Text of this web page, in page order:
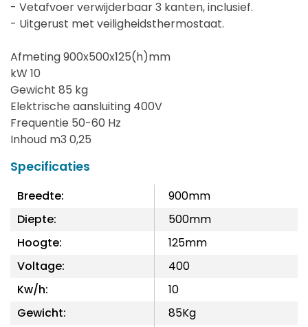
- Vetafvoer verwijderbaar 3 kanten, inclusief.
- Uitgerust met veiligheidsthermostaat.
Afmeting 900x500x125(h)mm
kW 10
Gewicht 85 kg
Elektrische aansluiting 400V
Frequentie 50-60 Hz
Inhoud m3 0,25
Specificaties
Breedte:
900mm
Diepte:
500mm
Hoogte:
125mm
Voltage:
400
Kw/h:
10
Gewicht:
85Kg